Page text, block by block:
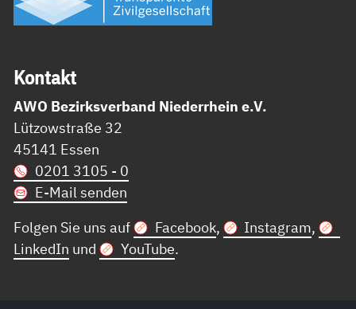
Kon­takt
AWO Bezirksverband Niederrhein e.V.
Lützowstraße 32
45141 Essen
0201 3105 - 0
E-Mail senden
Folgen Sie uns auf
Facebook, Instagram,
LinkedIn und YouTube.